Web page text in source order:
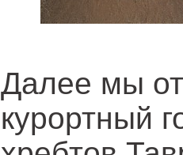
Далее мы
курортный